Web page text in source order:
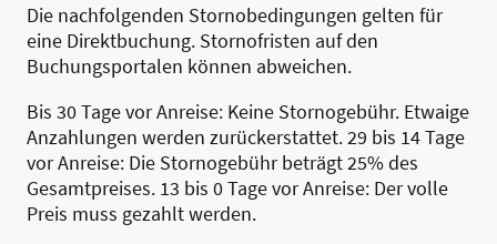
Die nachfolgenden Stornobedingungen gelten für
eine Direktbuchung. Stornofristen auf den
Buchungsportalen können abweichen.
Bis 30 Tage vor Anreise: Keine Stornogebühr. Etwaige
Anzahlungen werden zurückerstattet. 29 bis 14 Tage
vor Anreise: Die Stornogebühr beträgt 25% des
Gesamtpreises. 13 bis 0 Tage vor Anreise: Der volle
Preis muss gezahlt werden.